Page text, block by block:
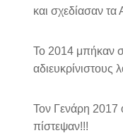
και σχεδίασαν
Το 2014 μπήκαν
αδιευκρίνιστους
Τον Γενάρη 2017
πίστεψαν!!!